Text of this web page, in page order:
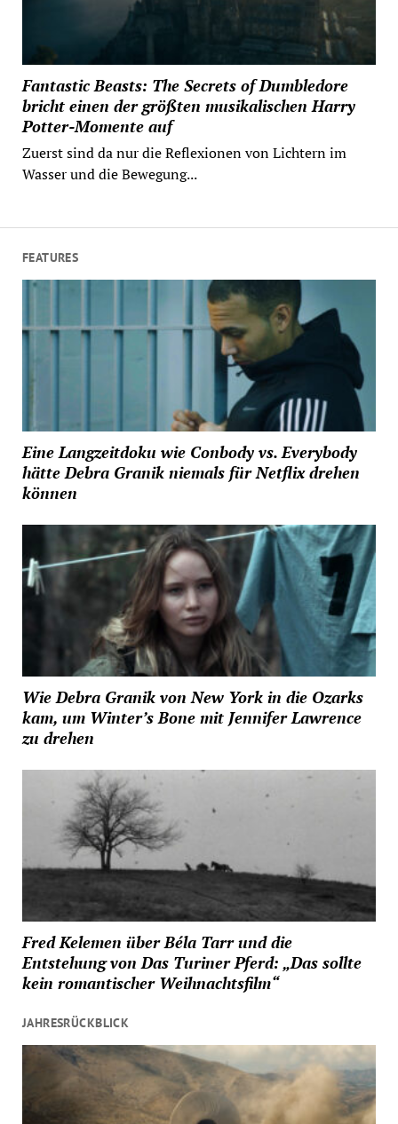
Fantastic Beasts: The Secrets of Dumbledore
bricht einen der größten musikalischen Harry
Potter-Momente auf
Zuerst sind da nur die Reflexionen von Lichtern im
Wasser und die Bewegung...
FEATURES
Eine Langzeitdoku wie Conbody vs. Everybody
hätte Debra Granik niemals für Netflix drehen
können
Wie Debra Granik von New York in die Ozarks
kam, um Winter’s Bone mit Jennifer Lawrence
zu drehen
Fred Kelemen über Béla Tarr und die
Entstehung von Das Turiner Pferd: „Das sollte
kein romantischer Weihnachtsfilm“
JAHRESRÜCKBLICK